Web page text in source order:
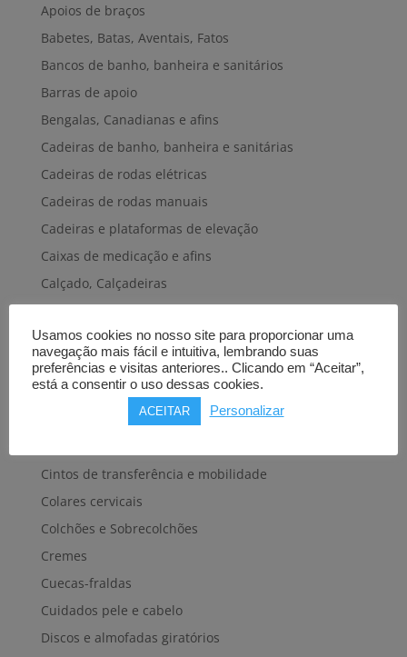
Apoios de braços
Babetes, Batas, Aventais, Fatos
Bancos de banho, banheira e sanitários
Barras de apoio
Bengalas, Canadianas e afins
Cadeiras de banho, banheira e sanitárias
Cadeiras de rodas elétricas
Cadeiras de rodas manuais
Cadeiras e plataformas de elevação
Caixas de medicação e afins
Calçado, Calçadeiras
Calcanheiras, Cotoveleiras
Camas articuladas
Carros hospitalares
Cestas, Arneses
Cintos de transferência e mobilidade
Colares cervicais
Colchões e Sobrecolchões
Cremes
Cuecas-fraldas
Cuidados pele e cabelo
Discos e almofadas giratórios
Usamos cookies no nosso site para proporcionar uma
navegação mais fácil e intuitiva, lembrando suas
preferências e visitas anteriores.. Clicando em “Aceitar”,
está a consentir o uso dessas cookies.
ACEITAR Personalizar